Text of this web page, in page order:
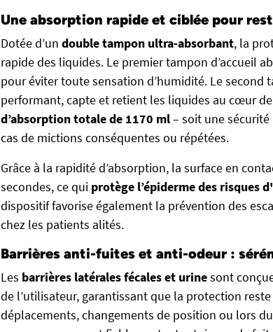
Une absorption rapide et ciblée pour
Dotée d’un double tampon ultra-absorbant, la
rapide des liquides. Le premier tampon d’accueil
pour éviter toute sensation d’humidité. Le second
performant, capte et retient les liquides au cœur
d’absorption totale de 1170 ml– soit une
cas de mictions conséquentes ou répétées.
Grâce à la rapidité d’absorption, la surface en
secondes, ce qui protège l’épiderme des risques
dispositif favorise également la prévention des
chez les patients alités.
Barrières anti-fuites et anti-odeur :
Les barrières latérales fécales et urinesont
de l’utilisateur, garantissant que la protection
déplacements, changements de position ou lors